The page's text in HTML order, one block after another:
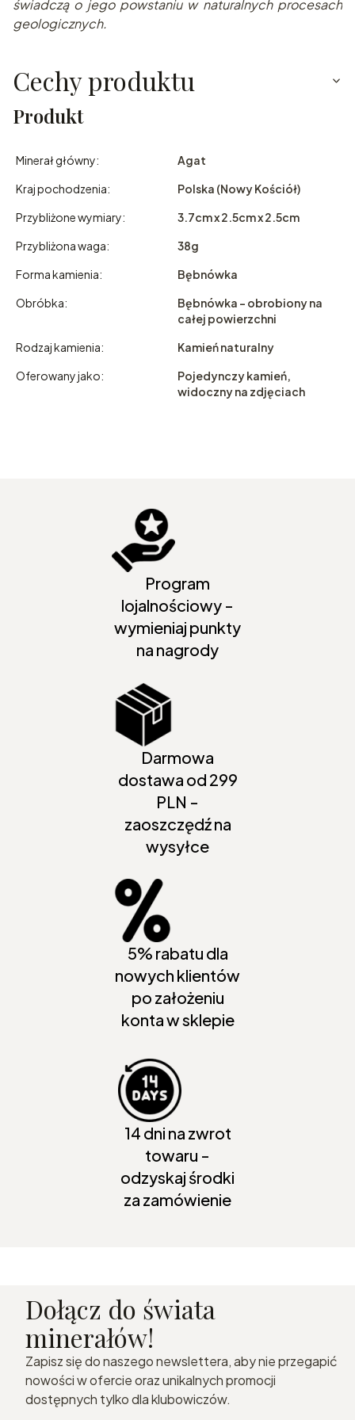
świadczą o jego powstaniu w naturalnych procesach
geologicznych.
Cechy produktu
Produkt
Minerał główny:
Agat
Kraj pochodzenia:
Polska (Nowy Kościół)
Przybliżone wymiary:
3.7cm x 2.5cm x 2.5cm
Przybliżona waga:
38g
Forma kamienia:
Bębnówka
Obróbka:
Bębnówka - obrobiony na
całej powierzchni
Rodzaj kamienia:
Kamień naturalny
Oferowany jako:
Pojedynczy kamień,
widoczny na zdjęciach
Program
lojalnościowy -
wymieniaj punkty
na nagrody
Darmowa
dostawa od 299
PLN -
zaoszczędź na
wysyłce
5% rabatu dla
nowych klientów
po założeniu
konta w sklepie
14 dni na zwrot
towaru -
odzyskaj środki
za zamówienie
Dołącz do świata
minerałów!
Zapisz się do naszego newslettera, aby nie przegapić
nowości w ofercie oraz unikalnych promocji
dostępnych tylko dla klubowiczów.